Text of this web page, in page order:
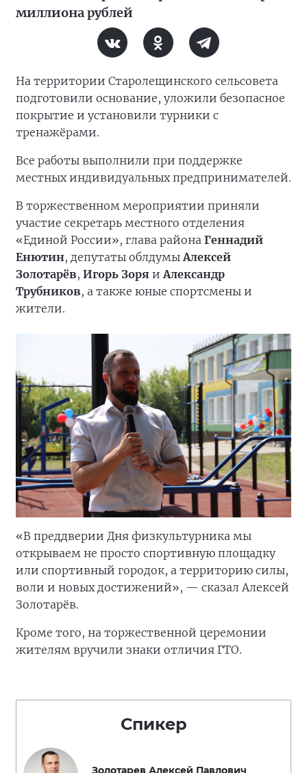
миллиона рублей
На территории Старолещинского сельсовета
подготовили основание, уложили безопасное
покрытие и установили турники с
тренажёрами.
Все работы выполнили при поддержке
местных индивидуальных предпринимателей.
В торжественном мероприятии приняли
участие секретарь местного отделения
«Единой России», глава района Геннадий
Енютин, депутаты облдумы Алексей
Золотарёв, Игорь Зоря и Александр
Трубников, а также юные спортсмены и
жители.
«В преддверии Дня физкультурника мы
открываем не просто спортивную площадку
или спортивный городок, а территорию силы,
воли и новых достижений», — сказал Алексей
Золотарёв.
Кроме того, на торжественной церемонии
жителям вручили знаки отличия ГТО.
Спикер
Золотарев Алексей Павлович